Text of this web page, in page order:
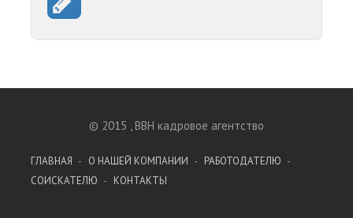
© 2015 , BBH кадровое агентство
ГЛАВНАЯ О НАШЕЙ КОМПАНИИ
РАБОТОДАТЕЛЮ
СОИСКАТЕЛЮ
КОНТАКТЫ